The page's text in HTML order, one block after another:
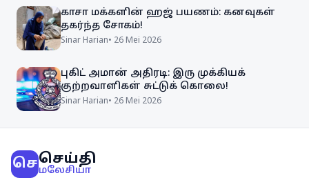
காசா மக்களின் ஹஜ் பயணம்: கனவுகள்
தகர்ந்த சோகம்!
Sinar Harian• 26 Mei 2026
புகிட் அமான் அதிரடி: இரு முக்கியக்
குற்றவாளிகள் சுட்டுக் கொலை!
Sinar Harian• 26 Mei 2026
செசெய்தி
மலேசியா